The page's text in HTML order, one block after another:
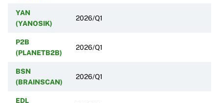
YAN
(YANOSIK)
2026/Q1
P2B
(PLANETB2B)
2026/Q1
BSN
(BRAINSCAN)
2026/Q1
EDL